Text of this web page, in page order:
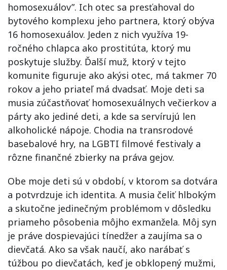
homosexuálov”. Ich otec sa presťahoval do
bytového komplexu jeho partnera, ktorý obýva
16 homosexuálov. Jeden z nich využíva 19-
ročného chlapca ako prostitúta, ktorý mu
poskytuje služby. Ďalší muž, ktorý v tejto
komunite figuruje ako akýsi otec, má takmer 70
rokov a jeho priateľ má dvadsať. Moje deti sa
musia zúčastňovať homosexuálnych večierkov a
párty ako jediné deti, a kde sa servírujú len
alkoholické nápoje. Chodia na transrodové
basebalové hry, na LGBTI filmové festivaly a
rôzne finančné zbierky na práva gejov.
Obe moje deti sú v období, v ktorom sa dotvára
a potvrdzuje ich identita. A musia čeliť hlbokým
a skutočne jedinečným problémom v dôsledku
priameho pôsobenia môjho exmanžela. Môj syn
je práve dospievajúci tínedžer a zaujíma sa o
dievčatá. Ako sa však naučí, ako narábať s
túžbou po dievčatách, keď je obklopený mužmi,